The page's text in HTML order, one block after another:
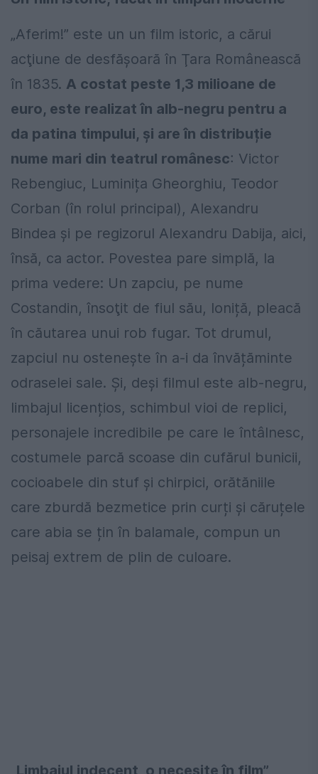
„Aferim!” este un un film istoric, a cărui
acţiune de desfășoară în Ţara Românească
în 1835. A costat peste 1,3 milioane de
euro, este realizat în alb-negru pentru a
da patina timpului, și are în distribuție
nume mari din teatrul românesc: Victor
Rebengiuc, Luminița Gheorghiu, Teodor
Corban (în rolul principal), Alexandru
Bindea și pe regizorul Alexandru Dabija, aici,
însă, ca actor. Povestea pare simplă, la
prima vedere: Un zapciu, pe nume
Costandin, însoţit de fiul său, Ioniță, pleacă
în căutarea unui rob fugar. Tot drumul,
zapciul nu ostenește în a-i da învățăminte
odraselei sale. Și, deși filmul este alb-negru,
limbajul licențios, schimbul vioi de replici,
personajele incredibile pe care le întâlnesc,
costumele parcă scoase din cufărul bunicii,
cocioabele din stuf și chirpici, orătăniile
care zburdă bezmetice prin curți și căruțele
care abia se țin în balamale, compun un
peisaj extrem de plin de culoare.
„Limbajul indecent, o necesite în film”